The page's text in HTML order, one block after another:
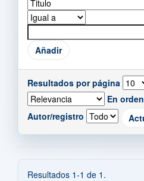
Resultados por página
En orden
Autor/registro
Resultados 1-1 de 1.